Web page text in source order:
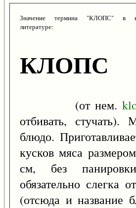
Значение термина "КЛОПС" в
литературе:
КЛОПС
(от нем.
отбивать, стучать).
блюдо.
кусков мяса
см, без
обязательно слегка
(отсюда и название